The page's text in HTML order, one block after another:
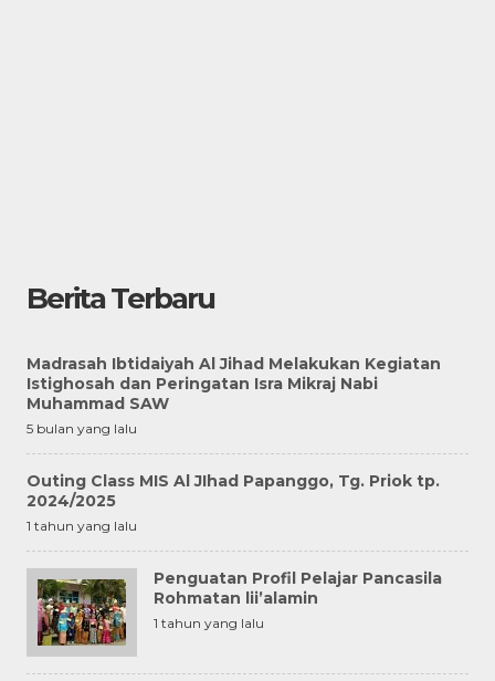
Berita Terbaru
Madrasah Ibtidaiyah Al Jihad Melakukan Kegiatan
Istighosah dan Peringatan Isra Mikraj Nabi
Muhammad SAW
5 bulan yang lalu
Outing Class MIS Al JIhad Papanggo, Tg. Priok tp.
2024/2025
1 tahun yang lalu
Penguatan Profil Pelajar Pancasila
Rohmatan lii’alamin
1 tahun yang lalu